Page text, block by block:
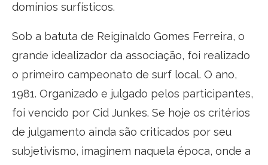
domínios surfísticos.
Sob a batuta de Reiginaldo Gomes Ferreira, o
grande idealizador da associação, foi realizado
o primeiro campeonato de surf local. O ano,
1981. Organizado e julgado pelos participantes,
foi vencido por Cid Junkes. Se hoje os critérios
de julgamento ainda são criticados por seu
subjetivismo, imaginem naquela época, onde a